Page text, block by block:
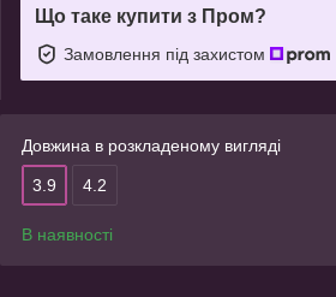
Що таке купити з Пром?
Замовлення під захистом
Довжина в розкладеному вигляді
3.9 4.2
В наявності